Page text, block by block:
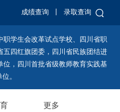
成绩查询 录取查询
职学生会改革试点学校、四川省职
五四红旗团委，四川省民族团结进
，四川首批省级教师教育实践基
。
更多